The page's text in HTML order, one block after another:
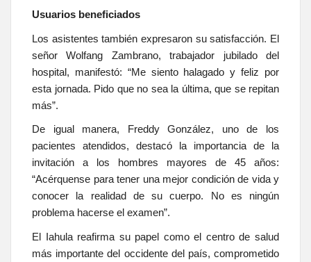
Usuarios beneficiados
Los asistentes también expresaron su satisfacción. El
señor Wolfang Zambrano, trabajador jubilado del
hospital, manifestó: “Me siento halagado y feliz por
esta jornada. Pido que no sea la última, que se repitan
más”.
De igual manera, Freddy González, uno de los
pacientes atendidos, destacó la importancia de la
invitación a los hombres mayores de 45 años:
“Acérquense para tener una mejor condición de vida y
conocer la realidad de su cuerpo. No es ningún
problema hacerse el examen”.
El Iahula reafirma su papel como el centro de salud
más importante del occidente del país, comprometido